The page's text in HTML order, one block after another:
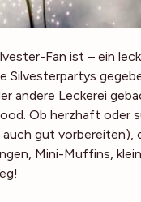
Fan ist – ein
Silvesterpartys
andere Leckerei
Ob herzhaft
auch gut
Mini-Muffins,